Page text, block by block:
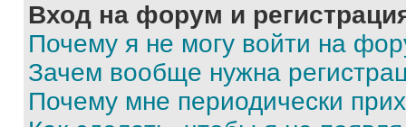
Вход на форум и
Почему я не могу войти на
Зачем вообще нужна
Почему мне периодически